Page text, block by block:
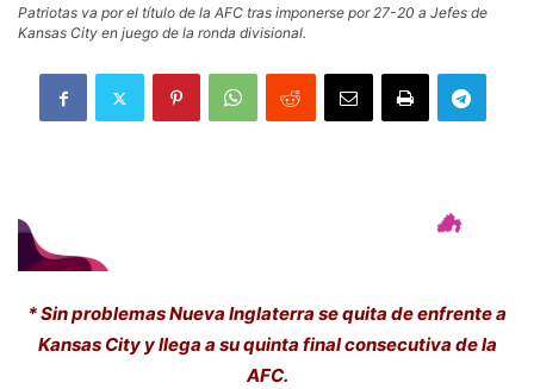
Patriotas va por el título de la AFC tras imponerse por 27-20 a Jefes de
Kansas City en juego de la ronda divisional.
* Sin problemas Nueva Inglaterra se quita de enfrente a
Kansas City y llega a su quinta final consecutiva de la
AFC.